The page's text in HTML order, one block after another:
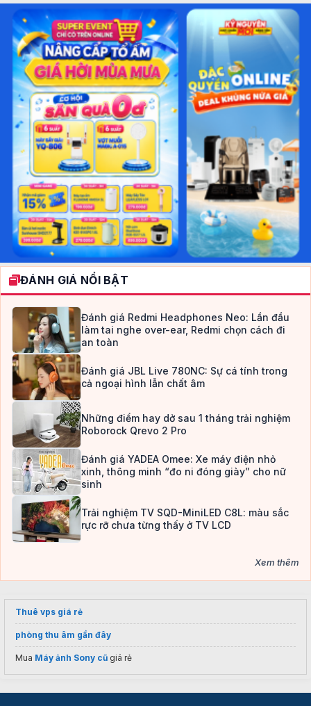
ĐÁNH GIÁ NỔI BẬT
Đánh giá Redmi Headphones Neo: Lần đầu
làm tai nghe over-ear, Redmi chọn cách đi
an toàn
Đánh giá JBL Live 780NC: Sự cá tính trong
cả ngoại hình lẫn chất âm
Những điểm hay dở sau 1 tháng trải nghiệm
Roborock Qrevo 2 Pro
Đánh giá YADEA Omee: Xe máy điện nhỏ
xinh, thông minh “đo ni đóng giày” cho nữ
sinh
Trải nghiệm TV SQD-MiniLED C8L: màu sắc
rực rỡ chưa từng thấy ở TV LCD
Xem thêm
Thuê vps giá rẻ
phòng thu âm gần đây
Mua Máy ảnh Sony cũ giá rẻ